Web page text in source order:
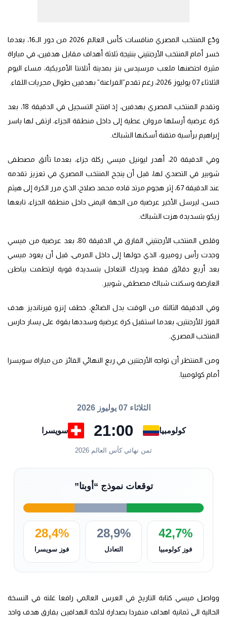
ودّع المنتخب المصري منافسات كأس العالم 2026 من دور الـ16، بعدما
خسر أمام المنتخب الأرجنتيني بنتيجة ثلاثة أهداف مقابل هدفين، في مباراة
مثيرة احتضنها ملعب مرسيدس بنز بمدينة أتلانتا الأمريكية، مساء اليوم
الثلاثاء 07 يوليوز 2026، رغم تقدم”الفراعنة” بهدفين طوال مجريات اللقاء.
وتقدم المنتخب المصري بهدفين، إذ افتتح التسجيل في الدقيقة 18، بعد
كرة عرضية أرسلها مروان عطية إلى داخل منطقة الجزاء، ارتقى لها ياسر
إبراهيم برأسية متقنة أسكنها الشباك.
وفي الدقيقة 20، أهدر ليونيل ميسي ركلة جزاء، بعدما تألق مصطفى
شوبير في التصدي لها، قبل أن ينجح المنتخب المصري في تعزيز تقدمه
عند الدقيقة 67، إثر هجوم مرتد قاده محمد صلاح، الذي مرر الكرة إلى هيثم
حسن، ليرسل الأخير عرضية من الجهة اليمنى داخل منطقة الجزاء، تابعها
زيكو بتسديدة هزت الشباك.
وقلص المنتخب الأرجنتيني الفارق في الدقيقة 80، بعد عرضية من ميسي
وجدت رأس روميرو، الذي حولها إلى داخل المرمى، قبل أن يعود ميسي
بعد أربع دقائق فقط ويدرك التعادل بتسديدة قوية ارتطمت بباطن
العارضة وسكنت شباك مصطفى شوبير.
وفي الدقيقة الثالثة من الوقت بدل الضائع، خطف إنزو فيرنانديز هدف
الفوز للأرجنتين، بعدما استقبل كرة عرضية وسددها بقوة على يسار حارس
المنتخب المصري.
ومن المنتظر أن تواجه الأرجنتين في ربع النهائي الفائز من مباراة سويسرا
أمام كولومبيا.
الثلاثاء 07 يوليوز 2026
كولومبيا 21:00 سويسرا
ثمن نهائي كأس العالم 2026
توقعات نموذج “أوبتا”
42,7%
فوز كولومبيا
28,9%
التعادل
28,4%
فوز سويسرا
وواصل ميسي كتابة التاريخ في العرس العالمي رافعا غلته في النسخة
الحالية الى ثمانية اهداف منفردا بصدارة لائحة الهدافين بفارق هدف واحد